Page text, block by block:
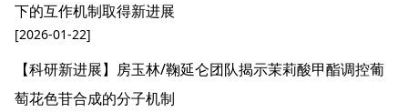
下的互作机制取得新进展
[2026-01-22]
【科研新进展】房玉林/鞠延仑团队揭示茉莉酸甲酯调控葡
萄花色苷合成的分子机制